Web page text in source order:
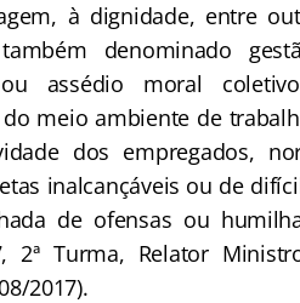
à dignidade, entre
denominado
assédio moral
meio ambiente de
dos empregados,
inalcançáveis ou de
de ofensas ou
2ª Turma, Relator
2017).